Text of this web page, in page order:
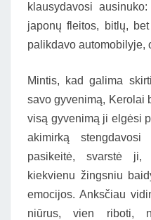
klausydavosi
japonų fleitos, bitlų,
palikdavo automobilyje,
Mintis, kad galima
savo gyvenimą, Kerolai
visą gyvenimą ji elgėsi
akimirką
pasikeitė, svarstė ji,
kiekvienu žingsniu
emocijos. Anksčiau
niūrus, vien riboti,